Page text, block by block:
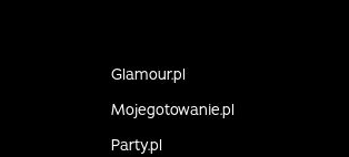
Glamour.pl
Mojegotowanie.pl
Party.pl